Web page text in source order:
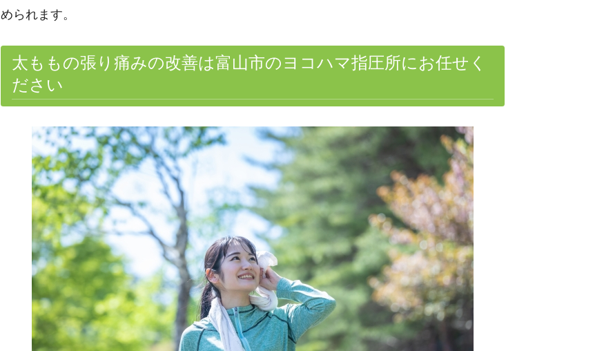
められます。
太ももの張り痛みの改善は富山市のヨコハマ指圧所にお任せく
ださい